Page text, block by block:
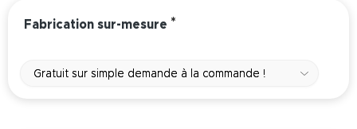
Fabrication sur-mesure *
Gratuit sur simple demande à la commande !